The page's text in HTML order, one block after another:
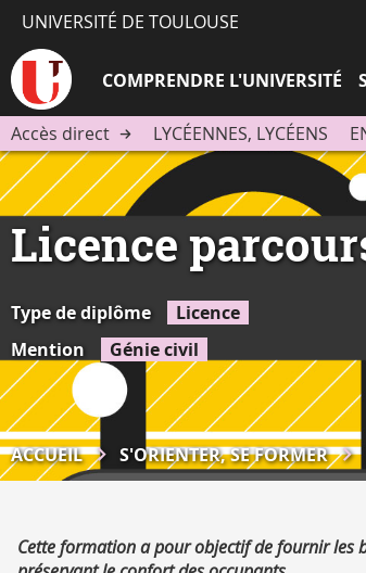
UNIVERSITÉ DE TOULOUSE
COMPRENDRE L'UNIVERSITÉ
Accès direct LYCÉENNES, LYCÉENS
Licence
Type de diplôme
Licence
Mention
Génie civil
ACCUEIL S'ORIENTER, SE FORMER
Résumé
Cette formation a pour objectif de fournir les